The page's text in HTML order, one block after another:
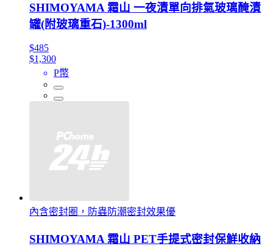
SHIMOYAMA 霜山 一夜漬單向排氣玻璃醃漬
罐(附玻璃重石)-1300ml
$485
$1,300
P幣
內含密封圈，防蟲防潮密封效果優
SHIMOYAMA 霜山 PET手提式密封保鮮收納